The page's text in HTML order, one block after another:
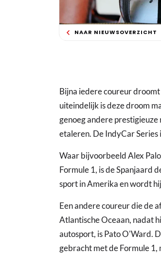
NAAR NIEUWSOVERZICHT
Bijna iedere coureur droomt
uiteindelijk is deze droom
genoeg andere
etaleren. De IndyCar
Waar bijvoorbeeld Alex
Formule 1, is de Spanjaard
sport in Amerika en wordt
Een andere coureur die de
Atlantische Oceaan, nadat
autosport, is Pato O'Ward.
gebracht met de Formule 1,